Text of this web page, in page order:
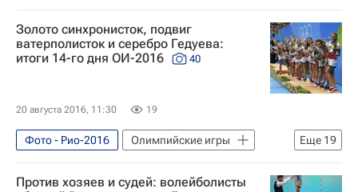
Россия на Олимпиаде 2016
Яна Кудрявцева
Маргарита Мамун
Олимпийские игры
Спорт
Сборная России - Рио-2016
Гандбол - Рио-2016
Рио-2016
Россия на Олимпиаде 2016
Золото синхронисток, подвиг
ватерполисток и серебро Гедуева:
итоги 14-го дня ОИ-2016
40
20 августа 2016, 11:30 19
Еще 19
Фото - Рио-2016
Олимпийские игры
Спорт
Фото
Рио-2016
Против хозяев и судей: волейболисты